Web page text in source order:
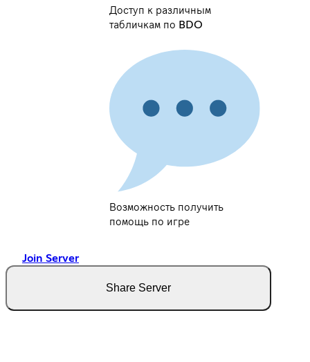
Доступ к различным
табличкам по BDO
Возможность получить
помощь по игре
Join Server
Share Server